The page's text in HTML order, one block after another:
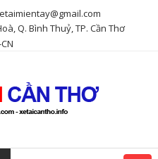
Q. Bình Thuỷ, TP. Cần Thơ